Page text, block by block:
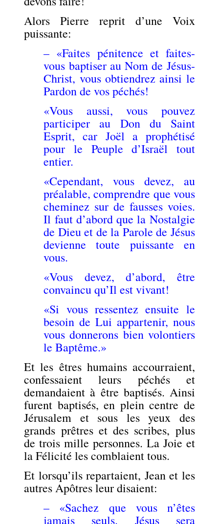
Alors Pierre reprit d’une Voix
puissante:
– «Faites pénitence et faites-
vous baptiser au Nom de Jésus-
Christ, vous obtiendrez ainsi le
Pardon de vos péchés!
«Vous aussi, vous pouvez
participer au Don du Saint
Esprit, car Joël a prophétisé
pour le Peuple d’Israël tout
entier.
«Cependant, vous devez, au
préalable, comprendre que vous
cheminez sur de fausses voies.
Il faut d’abord que la Nostalgie
de Dieu et de la Parole de Jésus
devienne toute puissante en
vous.
«Vous devez, d’abord, être
convaincu qu’Il est vivant!
«Si vous ressentez ensuite le
besoin de Lui appartenir, nous
vous donnerons bien volontiers
le Baptême.»
Et les êtres humains accourraient,
confessaient leurs péchés et
demandaient à être baptisés. Ainsi
furent baptisés, en plein centre de
Jérusalem et sous les yeux des
grands prêtres et des scribes, plus
de trois mille personnes. La Joie et
la Félicité les comblaient tous.
Et lorsqu’ils repartaient, Jean et les
autres Apôtres leur disaient:
–
«Sachez que vous n’êtes
jamais seuls. Jésus sera